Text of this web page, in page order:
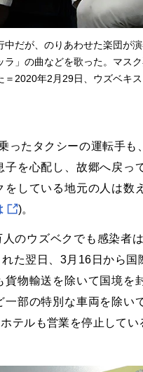
だが、のりあわせた楽団が
」の曲などを歌った。マス
＝2020年2月29日、ウズベキ
ったタクシーの運転手も
を心配し、故郷へ戻っ
している地元の人は数
)。
のウズベクでも感染者
た翌日、3月16日から国
物輸送を除いて国境を
部の特別な車両を除い
テルも営業を停止してい